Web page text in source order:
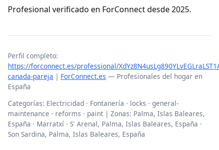
Profesional verificado en ForConnect desde 2025.
Perfil completo:
https://forconnect.es/professional/
canada-pareja | ForConnect.es — Profesionales del hogar en
España
Categorías: Electricidad · Fontanería · locks · general-
maintenance · reforms · paint | Zonas: Palma, Islas Baleares,
España · Marratxí · S' Arenal, Palma, Islas Baleares, España ·
Son Sardina, Palma, Islas Baleares, España